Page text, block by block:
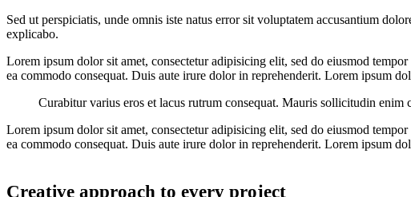
Sed ut perspiciatis, unde omnis iste natus error sit voluptatem accusantium
explicabo.
Lorem ipsum dolor sit amet, consectetur adipisicing elit, sed do eiusmod
ea commodo consequat. Duis aute irure dolor in reprehenderit. Lorem ipsum
Curabitur varius eros et lacus rutrum consequat. Mauris sollicitudin enim
Lorem ipsum dolor sit amet, consectetur adipisicing elit, sed do eiusmod
ea commodo consequat. Duis aute irure dolor in reprehenderit. Lorem ipsum
Creative approach to every project